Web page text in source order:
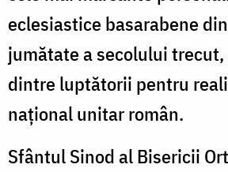
eclesiastice basarabene
jumătate a secolului
dintre luptătorii pentru
național unitar român.
Sfântul Sinod al Bisericii